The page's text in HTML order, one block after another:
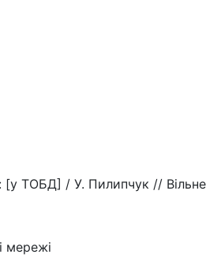
ТОБД] / У. Пилипчук //
мережі